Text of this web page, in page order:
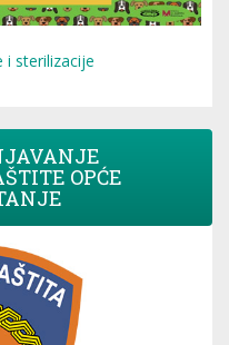
i sterilizacije
OPĆE